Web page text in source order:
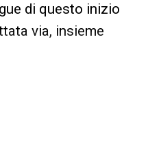
di questo inizio
via, insieme